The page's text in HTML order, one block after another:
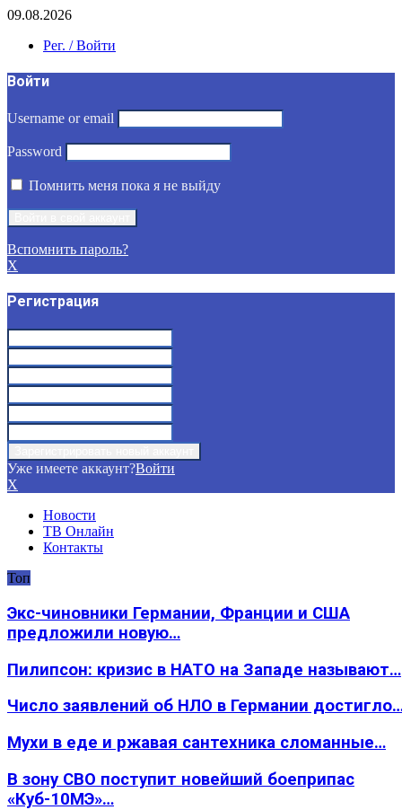
09.08.2026
Рег. / Войти
Войти
Username or email
Password
Помнить меня пока я не выйду
Вспомнить пароль?
X
Регистрация
Уже имеете аккаунт?Войти
X
Новости
ТВ Онлайн
Контакты
Топ
Экс-чиновники Германии, Франции и США
предложили новую…
Пилипсон: кризис в НАТО на Западе называют…
Число заявлений об НЛО в Германии
Мухи в еде и ржавая сантехника сломанные…
В зону СВО поступит новейший боеприпас
«Куб-10МЭ»…